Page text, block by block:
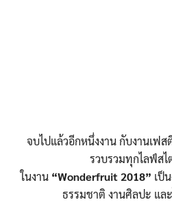
จบไปแล้วอีกหนึ่งงาน กับงานเฟ
รวบรวมทุกไลฟ์ส
ในงาน“Wonderfruit 2018” เป็
ธรรมชาติ งานศิลปะ และ